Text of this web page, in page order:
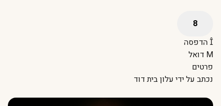
הדפסה
דואל
פרטים
נכתב על ידי עלון בית דוד